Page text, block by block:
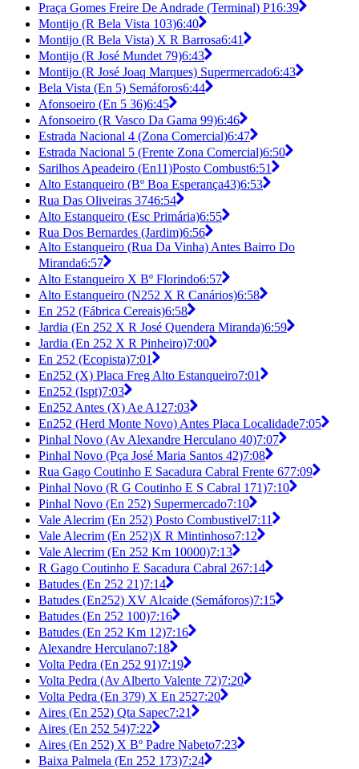
Praça Gomes Freire De Andrade (Terminal) P16:39
Montijo (R Bela Vista 103)6:40
Montijo (R Bela Vista) X R Barrosa6:41
Montijo (R José Mundet 79)6:43
Montijo (R José Joaq Marques) Supermercado6:43
Bela Vista (En 5) Semáforos6:44
Afonsoeiro (En 5 36)6:45
Afonsoeiro (R Vasco Da Gama 99)6:46
Estrada Nacional 4 (Zona Comercial)6:47
Estrada Nacional 5 (Frente Zona Comercial)6:50
Sarilhos Apeadeiro (En11)Posto Combust6:51
Alto Estanqueiro (Bº Boa Esperança43)6:53
Rua Das Oliveiras 3746:54
Alto Estanqueiro (Esc Primária)6:55
Rua Dos Bernardes (Jardim)6:56
Alto Estanqueiro (Rua Da Vinha) Antes Bairro Do
Miranda6:57
Alto Estanqueiro X Bº Florindo6:57
Alto Estanqueiro (N252 X R Canários)6:58
En 252 (Fábrica Cereais)6:58
Jardia (En 252 X R José Quendera Miranda)6:59
Jardia (En 252 X R Pinheiro)7:00
En 252 (Ecopista)7:01
En252 (X) Placa Freg Alto Estanqueiro7:01
En252 (Ispt)7:03
En252 Antes (X) Ae A127:03
En252 (Herd Monte Novo) Antes Placa Localidade7:05
Pinhal Novo (Av Alexandre Herculano 40)7:07
Pinhal Novo (Pça José Maria Santos 42)7:08
Rua Gago Coutinho E Sacadura Cabral Frente 677:09
Pinhal Novo (R G Coutinho E S Cabral 171)7:10
Pinhal Novo (En 252) Supermercado7:10
Vale Alecrim (En 252) Posto Combustivel7:11
Vale Alecrim (En 252)X R Mintinhoso7:12
Vale Alecrim (En 252 Km 10000)7:13
R Gago Coutinho E Sacadura Cabral 267:14
Batudes (En 252 21)7:14
Batudes (En252) XV Alcaide (Semáforos)7:15
Batudes (En 252 100)7:16
Batudes (En 252 Km 12)7:16
Alexandre Herculano7:18
Volta Pedra (En 252 91)7:19
Volta Pedra (Av Alberto Valente 72)7:20
Volta Pedra (En 379) X En 2527:20
Aires (En 252) Qta Sapec7:21
Aires (En 252 54)7:22
Aires (En 252) X Bº Padre Nabeto7:23
Baixa Palmela (En 252 173)7:24